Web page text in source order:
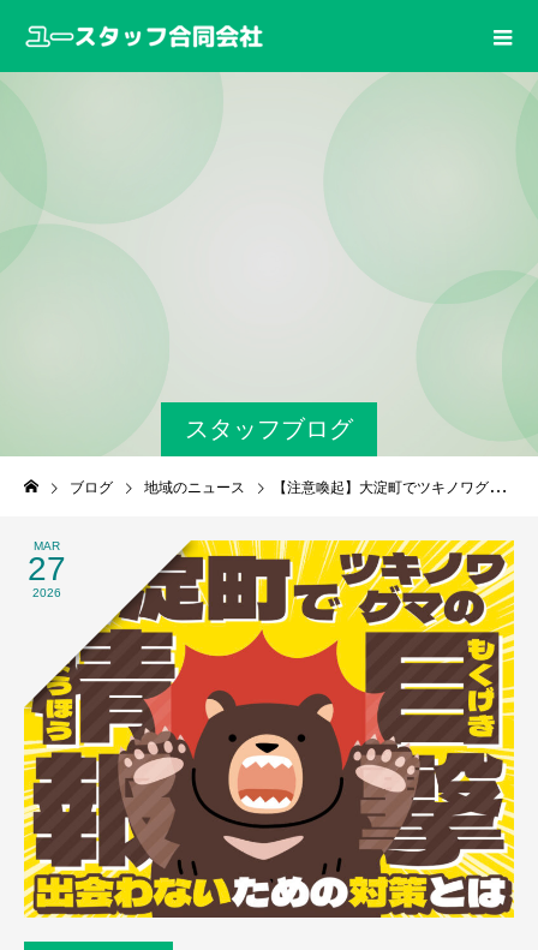
スタッフブログ
ブログ 地域のニュース 【注意喚起】大淀町でツキノワグマの目撃情報 ― 出会わないための対策とは
MAR
27
2026